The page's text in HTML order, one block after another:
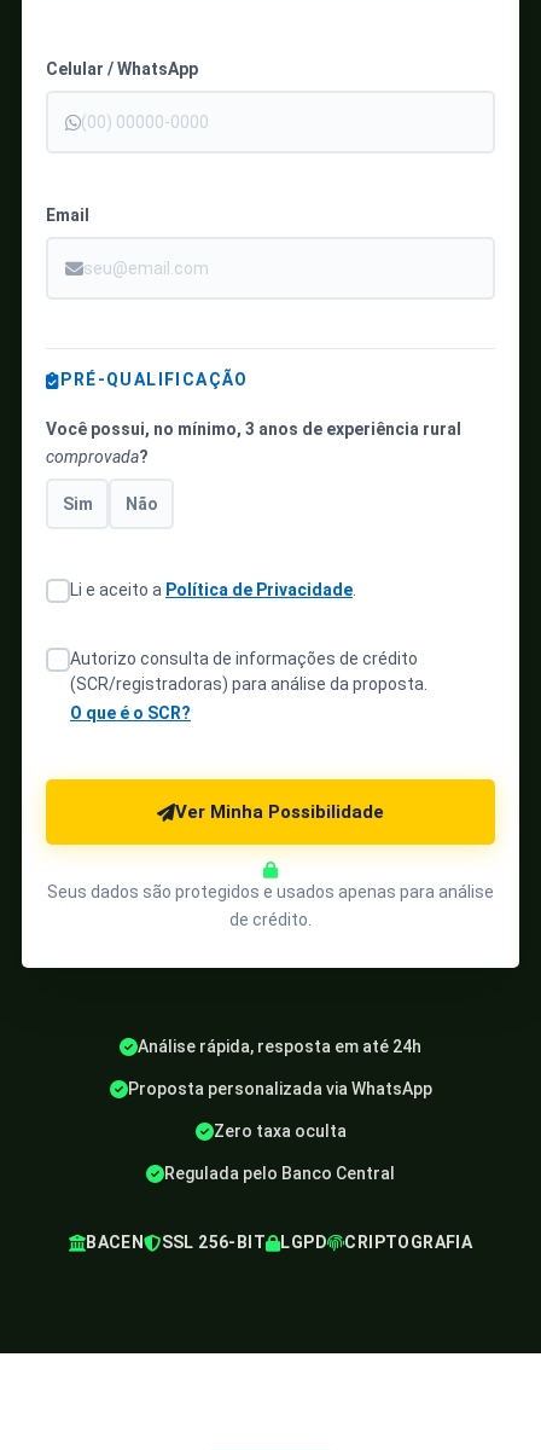
Celular / WhatsApp
Email
PRÉ-QUALIFICAÇÃO
Você possui, no mínimo, 3 anos de experiência rural
comprovada?
Sim Não
Li e aceito a Política de Privacidade
Autorizo consulta de informações de crédito
(SCR/registradoras) para análise da proposta.
O que é o SCR?
Ver Minha Possibilidade
Seus dados são protegidos e usados apenas para análise
de crédito.
Análise rápida, resposta em até 24h
Proposta personalizada via WhatsApp
Zero taxa oculta
Regulada pelo Banco Central
BACEN SSL 256-BIT LGPD CRIPTOGRAFIA